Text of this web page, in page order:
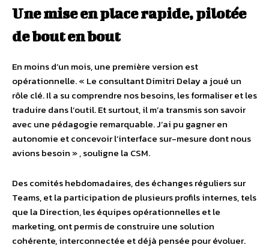
Une mise en place rapide, pilotée
de bout en bout
En moins d’un mois, une première version est
opérationnelle. « Le consultant Dimitri Delay a joué un
rôle clé. Il a su comprendre nos besoins, les formaliser et les
traduire dans l’outil. Et surtout, il m’a transmis son savoir
avec une pédagogie remarquable. J’ai pu gagner en
autonomie et concevoir l’interface sur-mesure dont nous
avions besoin » , souligne la CSM.
Des comités hebdomadaires, des échanges réguliers sur
Teams, et la participation de plusieurs profils internes, tels
que la Direction, les équipes opérationnelles et le
marketing, ont permis de construire une solution
cohérente, interconnectée et déjà pensée pour évoluer.